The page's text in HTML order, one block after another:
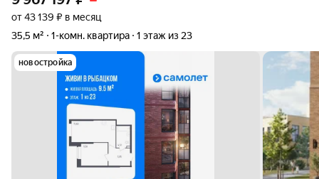
от 43 139 ₽ в месяц
35,5 м²
1-комн. квартира 1 этаж из 23
новостройка